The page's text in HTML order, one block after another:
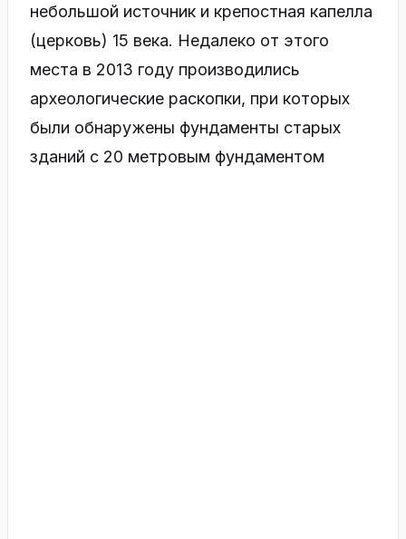
небольшой источник и крепостная капелла
(церковь) 15 века. Недалеко от этого
места в 2013 году производились
археологические раскопки, при которых
были обнаружены фундаменты старых
зданий с 20 метровым фундаментом